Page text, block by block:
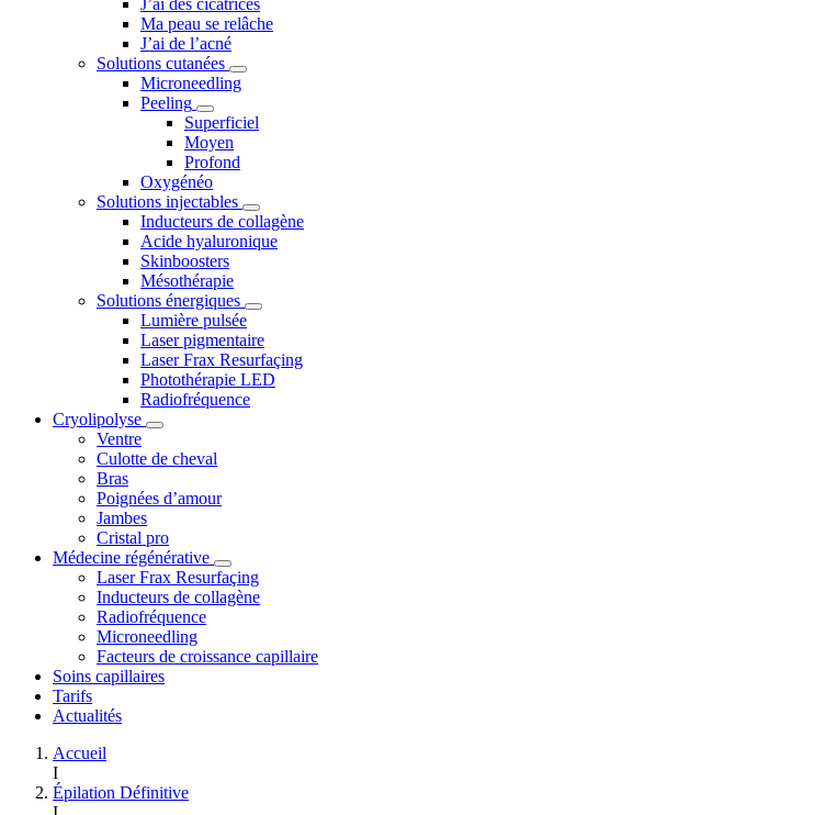
J’ai des cicatrices
Ma peau se relâche
J’ai de l’acné
Solutions cutanées
Microneedling
Peeling
Superficiel
Moyen
Profond
Oxygénéo
Solutions injectables
Inducteurs de collagène
Acide hyaluronique
Skinboosters
Mésothérapie
Solutions énergiques
Lumière pulsée
Laser pigmentaire
Laser Frax Resurfaçing
Photothérapie LED
Radiofréquence
Cryolipolyse
Ventre
Culotte de cheval
Bras
Poignées d’amour
Jambes
Cristal pro
Médecine régénérative
Laser Frax Resurfaçing
Inducteurs de collagène
Radiofréquence
Microneedling
Facteurs de croissance capillaire
Soins capillaires
Tarifs
Actualités
Accueil
I
Épilation Définitive